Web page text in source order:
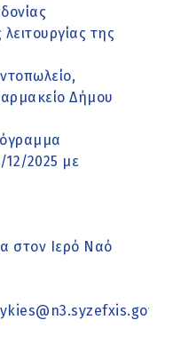
της
Δήμου
12/2025 με
στον Ιερό Ναό